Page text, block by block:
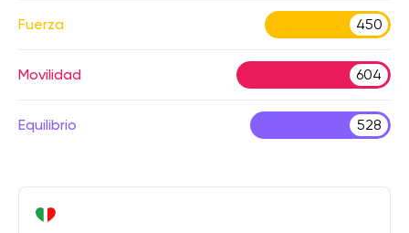
Fuerza 450
Movilidad 604
Equilibrio 528